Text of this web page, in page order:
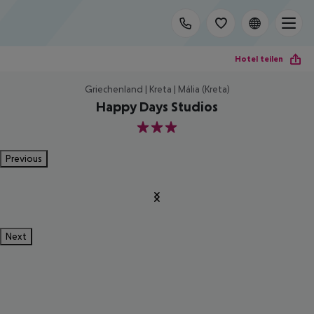
Hotel teilen
Griechenland | Kreta | Mália (Kreta)
Happy Days Studios
3
Previous
Next